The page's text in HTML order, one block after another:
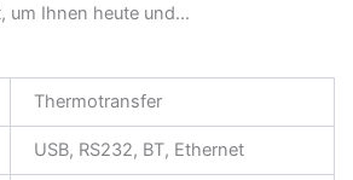
um Ihnen heute und...
Thermotransfer
USB, RS232, BT, Ethernet